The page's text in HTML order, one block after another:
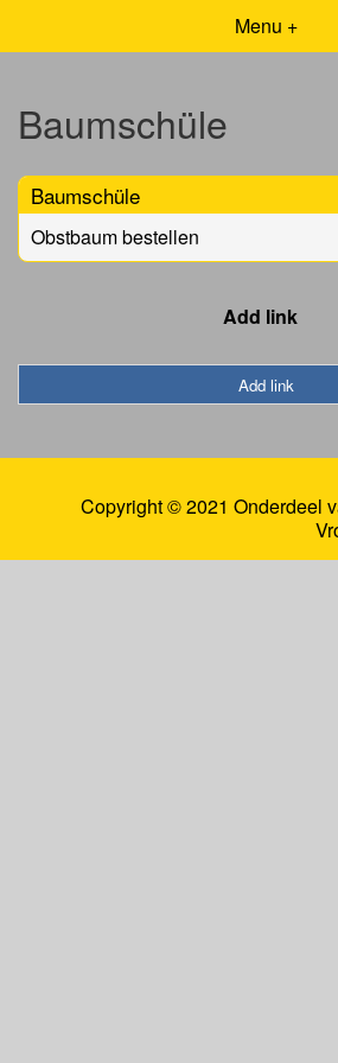
Menu +
Baumschüle
Baumschüle
Obstbaum bestellen
Add link
Add link
Copyright © 2021 Onderdeel